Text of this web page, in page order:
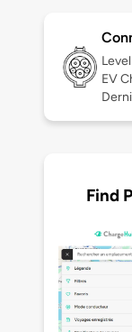
EV
Find